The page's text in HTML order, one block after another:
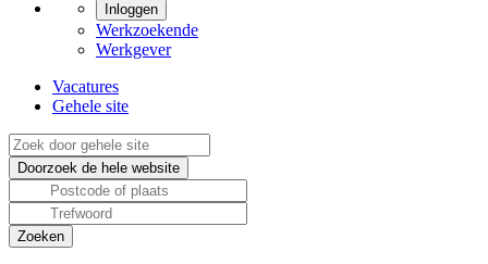
Inloggen
Werkzoekende
Werkgever
Vacatures
Gehele site